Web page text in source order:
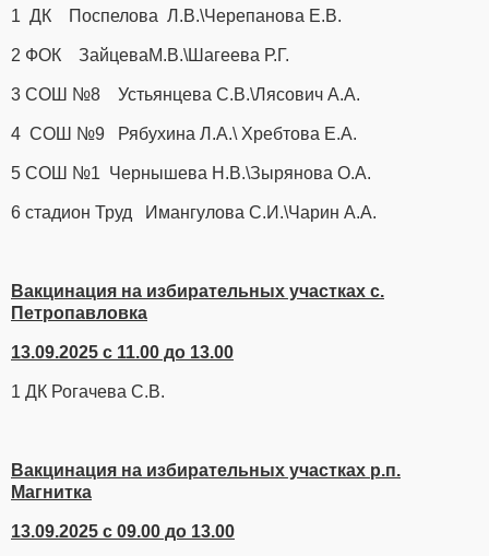
1 ДК Поспелова Л.В.\Черепанова Е.В.
2 ФОК ЗайцеваМ.В.\Шагеева Р.Г.
3 СОШ №8 Устьянцева С.В.\Лясович А.А.
4 СОШ №9 Рябухина Л.А.\ Хребтова Е.А.
5 СОШ №1 Чернышева Н.В.\Зырянова О.А.
6 стадион Труд Имангулова С.И.\Чарин А.А.
Вакцинация на избирательных участках с.
Петропавловка
13.09.2025 с 11.00 до 13.00
1 ДК Рогачева С.В.
Вакцинация на избирательных участках р.п.
Магнитка
13.09.2025 с 09.00 до 13.00